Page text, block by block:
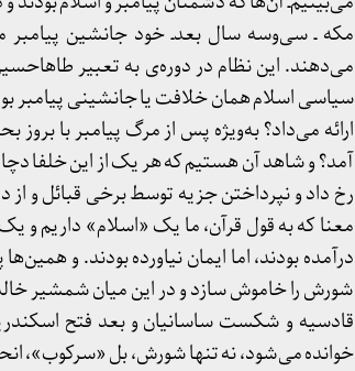
مکه ـ سی‌وسه سال بعد‌ـ خود جانشین پیامبر
می‌دهند. این نظام در دوره‌ی به تعبیر
سیاسی اسلام همان خلافت یا جانشینی
ارائه می‌داد؟ به‌ویژه پس از مرگ پیامبر با
آمد؟ و شاهد آن هستیم که هر یک از این خلفا
رخ داد و نپرداختن جزیه‌ توسط برخی قبائل و از
معنا که به قول قرآن، ما یک «اسلام» داریم و
درآمده بودند، اما ایمان نیاورده بودند. و
شورش را خاموش سازد و در این میان شمشیر
قادسیه و شکست ساسانیان و بعد فتح
خوانده می‌شود، نه تنها شورش، بل «سرکوب»،